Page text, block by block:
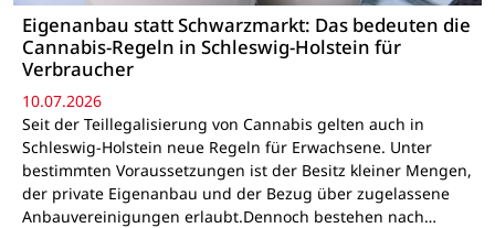
Eigenanbau statt Schwarzmarkt: Das bedeuten die
Cannabis-Regeln in Schleswig-Holstein für
Verbraucher
10.07.2026
Seit der Teillegalisierung von Cannabis gelten auch in
Schleswig-Holstein neue Regeln für Erwachsene. Unter
bestimmten Voraussetzungen ist der Besitz kleiner Mengen,
der private Eigenanbau und der Bezug über zugelassene
Anbauvereinigungen erlaubt.Dennoch bestehen nach…